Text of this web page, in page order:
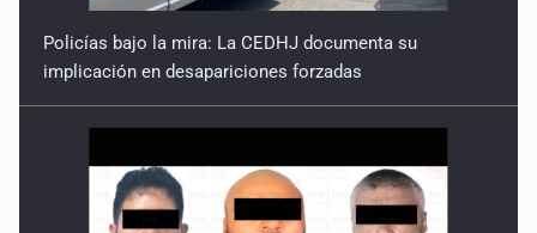
Policías bajo la mira: La CEDHJ documenta su
implicación en desapariciones forzadas